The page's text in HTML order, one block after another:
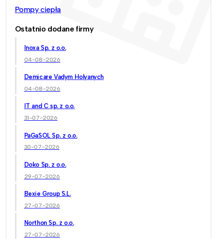
Pompy ciepła
Ostatnio dodane firmy
Inoxa Sp. z o.o.
04-08-2026
Demicare Vadym Holyanych
04-08-2026
IT and C sp. z o.o.
31-07-2026
PaGaSOL Sp. z o.o.
30-07-2026
Doko Sp. z o.o.
29-07-2026
Bexie Group S.L.
27-07-2026
Northon Sp. z o.o.
27-07-2026